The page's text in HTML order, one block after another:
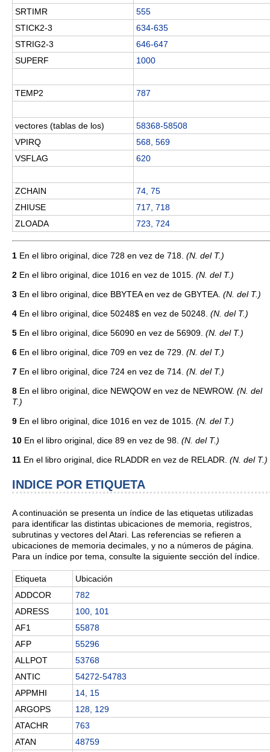
SRTIMR
555
STICK2-3
634-635
STRIG2-3
646-647
SUPERF
1000
TEMP2 787
vectores (tablas de los)
58368-58508
VPIRQ
568, 569
VSFLAG
620
ZCHAIN
74, 75
ZHIUSE
717, 718
ZLOADA
723, 724
1 En el libro original, dice 728 en vez de 718. (N. del T.)
2 En el libro original, dice 1016 en vez de 1015. (N. del T.)
3 En el libro original, dice BBYTEA en vez de GBYTEA. (N. del T.)
4 En el libro original, dice 50248$ en vez de 50248. (N. del T.)
5 En el libro original, dice 56090 en vez de 56909. (N. del T.)
6 En el libro original, dice 709 en vez de 729. (N. del T.)
7 En el libro original, dice 724 en vez de 714. (N. del T.)
8 En el libro original, dice NEWQOW en vez de NEWROW. (N. del
T.)
9 En el libro original, dice 1016 en vez de 1015. (N. del T.)
10 En el libro original, dice 89 en vez de 98. (N. del T.)
11 En el libro original, dice RLADDR en vez de RELADR. (N. del T.)
INDICE POR ETIQUETA
A continuación se presenta un índice de las etiquetas utilizadas
para identificar las distintas ubicaciones de memoria, registros,
subrutinas y vectores del Atari. Las referencias se refieren a
ubicaciones de memoria decimales, y no a números de página.
Para un índice por tema, consulte la siguiente sección del índice.
Etiqueta
Ubicación
ADDCOR
782
ADRESS
100, 101
AF1
55878
AFP
55296
ALLPOT
53768
ANTIC
54272-54783
APPMHI
14, 15
ARGOPS
128, 129
ATACHR
763
ATAN
48759